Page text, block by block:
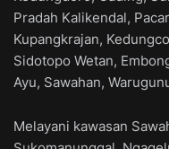
Pradah Kalikendal,
Kupangkrajan,
Sidotopo Wetan,
Ayu, Sawahan,
Melayani kawasan